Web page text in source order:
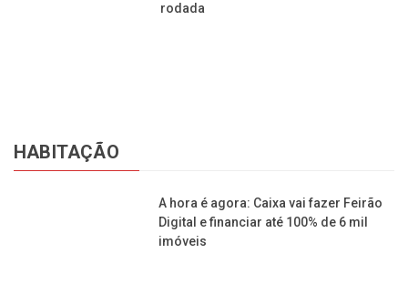
rodada
HABITAÇÃO
A hora é agora: Caixa vai fazer Feirão
Digital e financiar até 100% de 6 mil
imóveis